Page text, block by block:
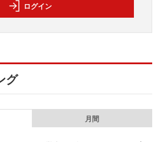
ログイン
グ
月間